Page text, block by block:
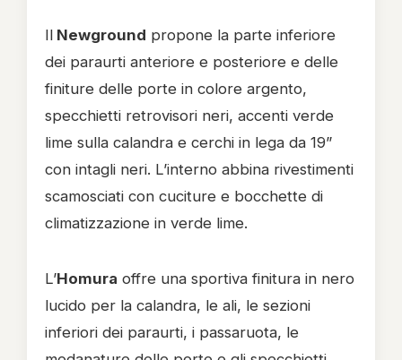
Il Newground propone la parte inferiore
dei paraurti anteriore e posteriore e delle
finiture delle porte in colore argento,
specchietti retrovisori neri, accenti verde
lime sulla calandra e cerchi in lega da 19”
con intagli neri. L’interno abbina rivestimenti
scamosciati con cuciture e bocchette di
climatizzazione in verde lime.
L’Homura offre una sportiva finitura in nero
lucido per la calandra, le ali, le sezioni
inferiori dei paraurti, i passaruota, le